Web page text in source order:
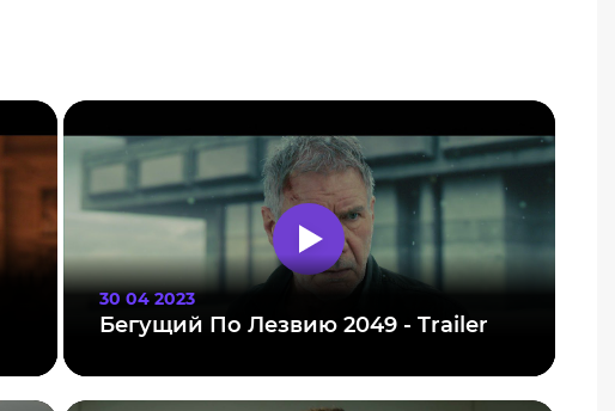
30 04 2023
Бегущий По Лезвию 2049 - Trailer